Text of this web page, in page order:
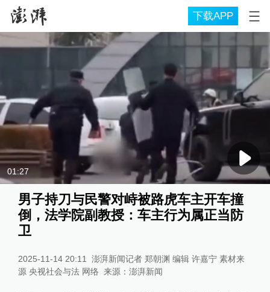
下载APP
01:27
男子持刀与民警对峙被路虎车主开车撞
倒，法学院副教授：车主行为属正当防
卫
2025-11-14 20:11
澎湃新闻记者 郑朝渊 编辑 许嘉宁 素材来
源 央视社会与法 网络 来源： 澎湃新闻